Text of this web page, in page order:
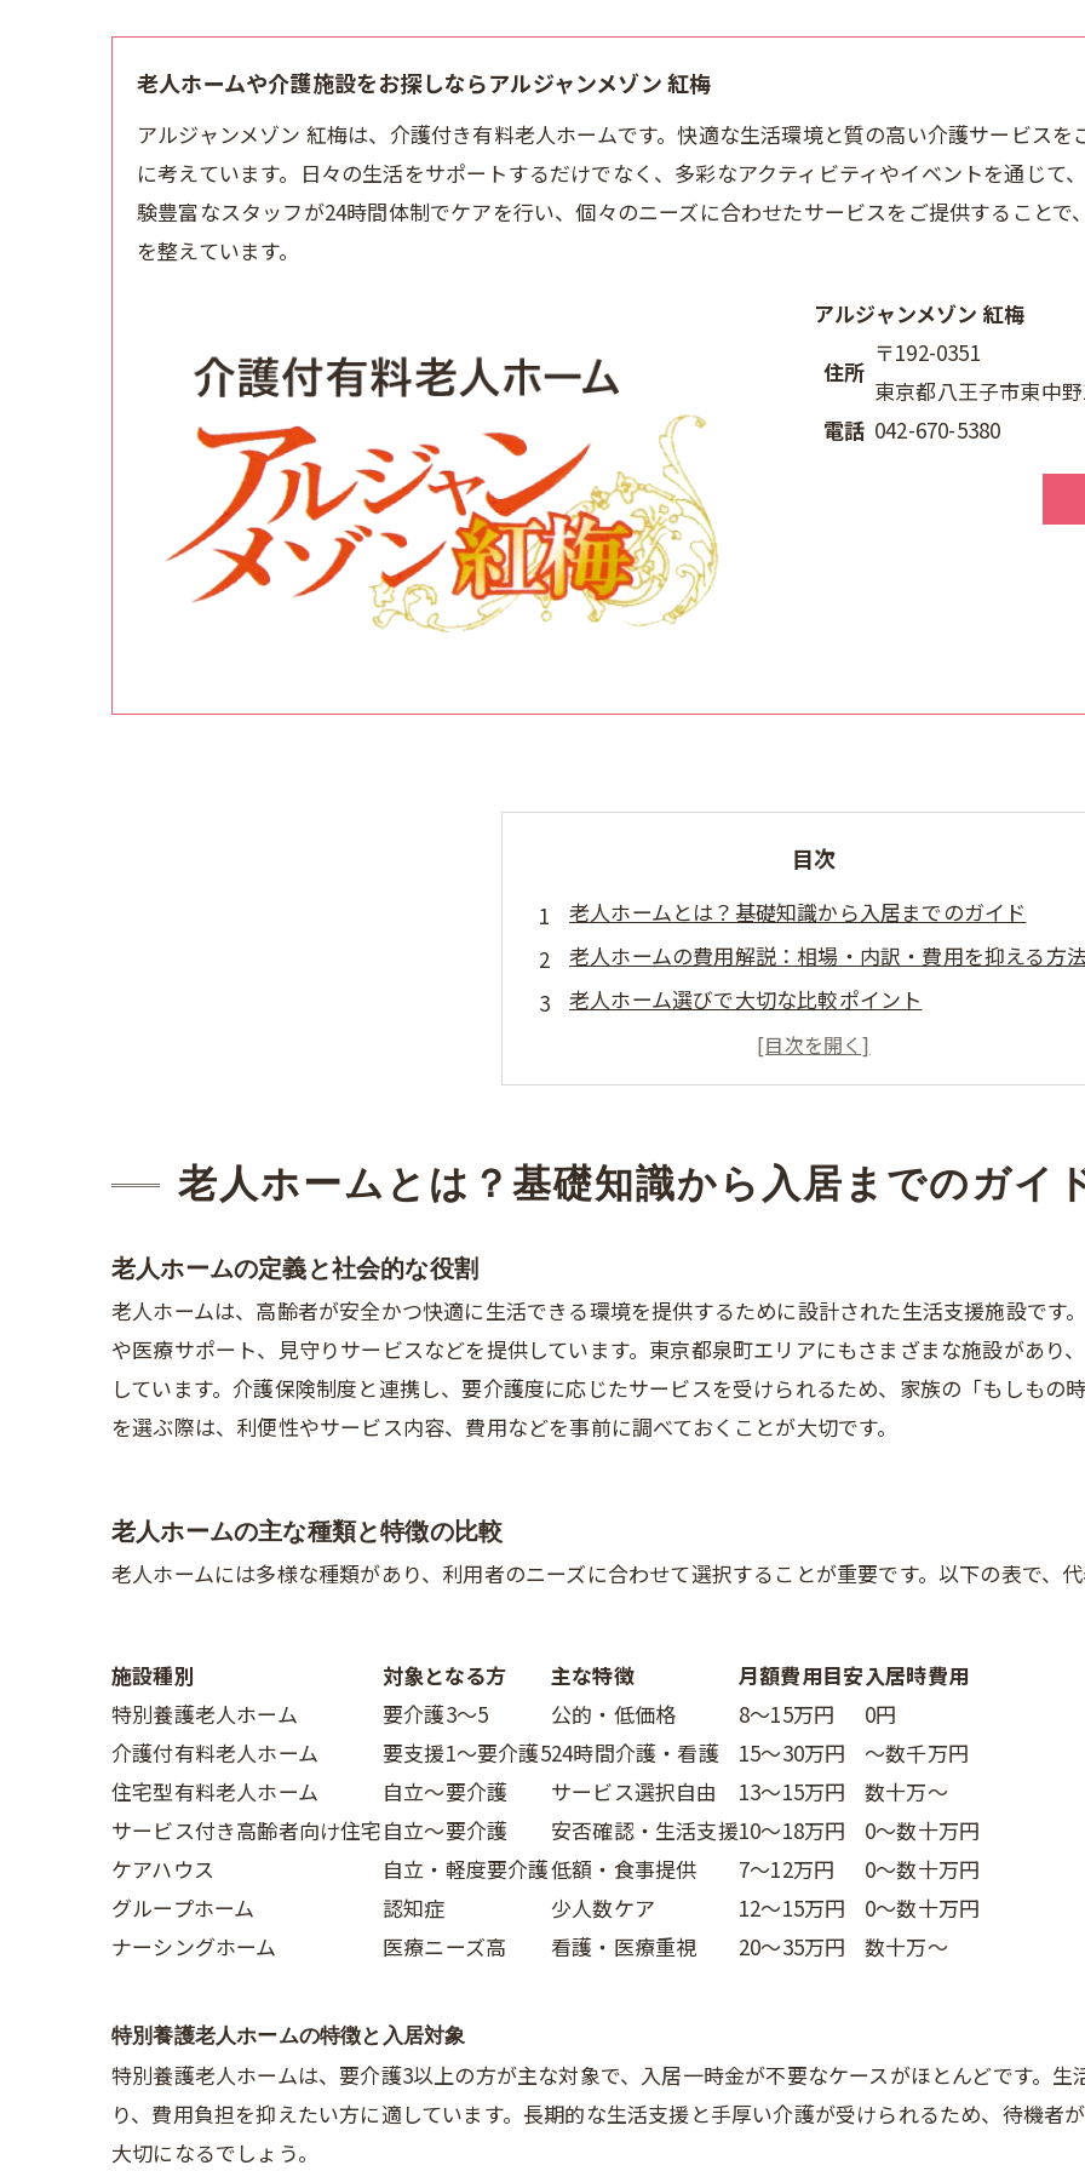
老人ホームや介護施設をお探しならアルジャンメゾン 紅梅
アルジャンメゾン 紅梅は、介護付き有料老人ホームです。快適な生活環境と質の高い介護サービス
に考えています。日々の生活をサポートするだけでなく、多彩なアクティビティやイベントを通じて
験豊富なスタッフが24時間体制でケアを行い、個々のニーズに合わせたサービスをご提供すること
を整えています。
アルジャンメゾン 紅梅
住所
〒192-0351
東京都八王子市東中
電話 042-670-5380
目次
老人ホームとは？基礎知識から入居までのガイド
老人ホームの費用解説：相場・内訳・費用を抑える方
老人ホーム選びで大切な比較ポイント
老人ホーム申し込みから入居までの流れ
西国分寺駅周辺・東京都国分寺市の老人ホーム情報
老人ホーム入居者や家族の体験談・実生活の実態
関連エリア
対応地域
老人ホームとは？基礎知識から入居までのガイ
老人ホームの定義と社会的な役割
老人ホームは、高齢者が安全かつ快適に生活できる環境を提供するために設計された生活支援施設です
や医療サポート、見守りサービスなどを提供しています。東京都泉町エリアにもさまざまな施設があり
しています。介護保険制度と連携し、要介護度に応じたサービスを受けられるため、家族の「もしもの
を選ぶ際は、利便性やサービス内容、費用などを事前に調べておくことが大切です。
老人ホームの主な種類と特徴の比較
老人ホームには多様な種類があり、利用者のニーズに合わせて選択することが重要です。以下の表で、
施設種別 対象となる方 主な特徴 月額費用目安 入居時費用
特別養護老人ホーム
要介護3～5 公的・低価格 8～15万円
0円
介護付有料老人ホーム
要支援1～要介護524時間介護・看護 15～30万円
～数千万円
住宅型有料老人ホーム
自立～要介護 サービス選択自由 13～15万円
数十万～
サービス付き高齢者向け住宅自立～要介護 安否確認・生活支援10～18万円
0～数十万円
ケアハウス
自立・軽度要介護低額・食事提供 7～12万円
0～数十万円
グループホーム
認知症 少人数ケア 12～15万円
0～数十万円
ナーシングホーム
医療ニーズ高 看護・医療重視 20～35万円 数十万～
特別養護老人ホームの特徴と入居対象
特別養護老人ホームは、要介護3以上の方が主な対象で、入居一時金が不要なケースがほとんどです。
り、費用負担を抑えたい方に適しています。長期的な生活支援と手厚い介護が受けられるため、待機者
大切になるでしょう。